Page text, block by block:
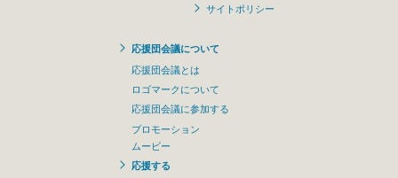
サイトポリシー
応援団会議について
応援団会議とは
ロゴマークについて
応援団会議に参加する
プロモーション
ムービー
応援する